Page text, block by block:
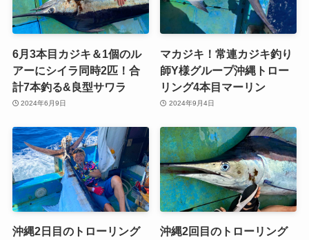
6月3本目カジキ＆1個のル
アーにシイラ同時2匹！合
計7本釣る&良型サワラ
2024年6月9日
マカジキ！常連カジキ釣り
師Y様グループ沖縄トロー
リング4本目マーリン
2024年9月4日
沖縄2日目のトローリング
沖縄2回目のトローリング